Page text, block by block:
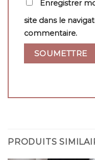
Enregistrer
site dans le
commentaire.
PRODUITS